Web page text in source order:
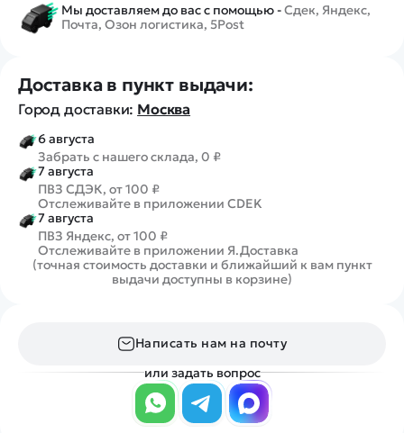
Мы доставляем до вас с помощью -Сдек, Яндекс,
Почта, Озон логистика, 5Post
Доставка в пункт выдачи:
Город доставки: Москва
6 августа
Забрать с нашего склада, 0 ₽
7 августа
ПВЗ СДЭК, от 100 ₽
Отслеживайте в приложении CDEK
7 августа
ПВЗ Яндекс, от 100 ₽
Отслеживайте в приложении Я.Доставка
(точная стоимость доставки и ближайший к вам пункт
выдачи доступны в корзине)
Написать нам на почту
или задать вопрос